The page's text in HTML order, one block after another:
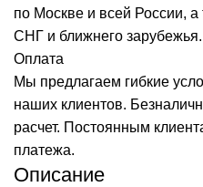
по Москве и всей России, а
СНГ и ближнего зарубежья.
Оплата
Мы предлагаем гибкие
наших клиентов.
расчет. Постоянным
платежа.
Описание